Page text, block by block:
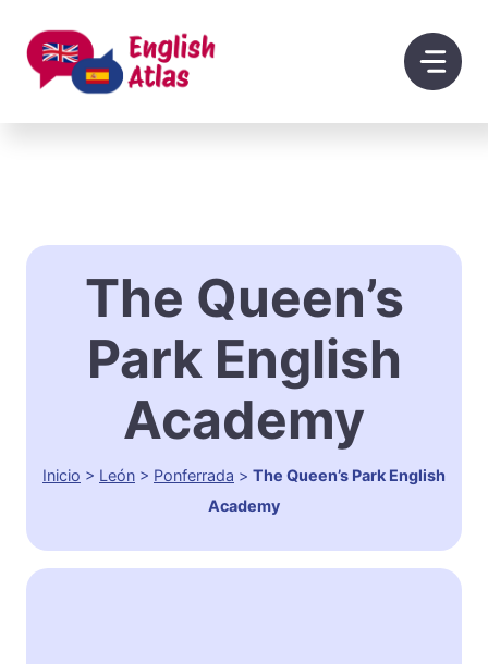
contenido
The Queen’s
Park English
Academy
Inicio > León > Ponferrada > The Queen’s Park English
Academy